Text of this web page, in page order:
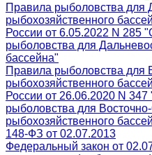
Правила рыболовства для
рыбохозяйственного
России от 6.05.2022 N 285
рыболовства для
бассейна"
Правила рыболовства для
рыбохозяйственного
России от 26.06.2020 N
рыболовства для
рыбохозяйственного
148-ФЗ от 02.07.2013
Федеральный закон от